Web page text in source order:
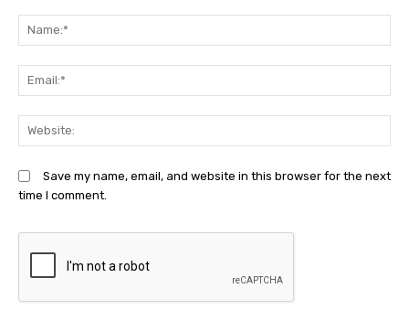
Save my name, email, and website in this browser for the next
time I comment.